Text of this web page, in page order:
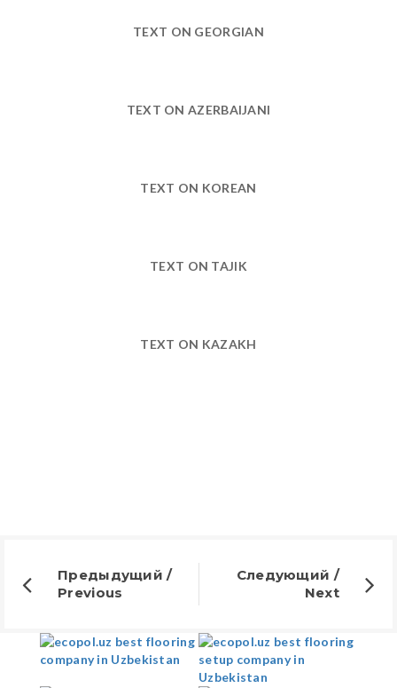
TEXT ON GEORGIAN
TEXT ON AZERBAIJANI
TEXT ON KOREAN
TEXT ON TAJIK
TEXT ON KAZAKH
Предыдущий /
Previous
Следующий /
Next